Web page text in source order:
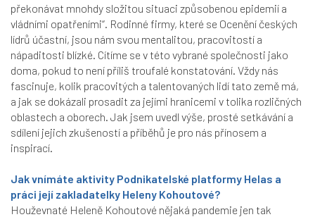
překonávat mnohdy složitou situaci způsobenou epidemií a
vládními opatřeními“. Rodinné firmy, které se Ocenění českých
lídrů účastní, jsou nám svou mentalitou, pracovitostí a
nápaditosti blízké. Cítíme se v této vybrané společnosti jako
doma, pokud to není příliš troufalé konstatování. Vždy nás
fascinuje, kolik pracovitých a talentovaných lidí tato země má,
a jak se dokázali prosadit za jejími hranicemi v tolika rozličných
oblastech a oborech. Jak jsem uvedl výše, prosté setkávání a
sdílení jejich zkušeností a příběhů je pro nás přínosem a
inspirací.
Jak vnímáte aktivity Podnikatelské platformy Helas a
práci její zakladatelky Heleny Kohoutové?
Houževnaté Heleně Kohoutové nějaká pandemie jen tak